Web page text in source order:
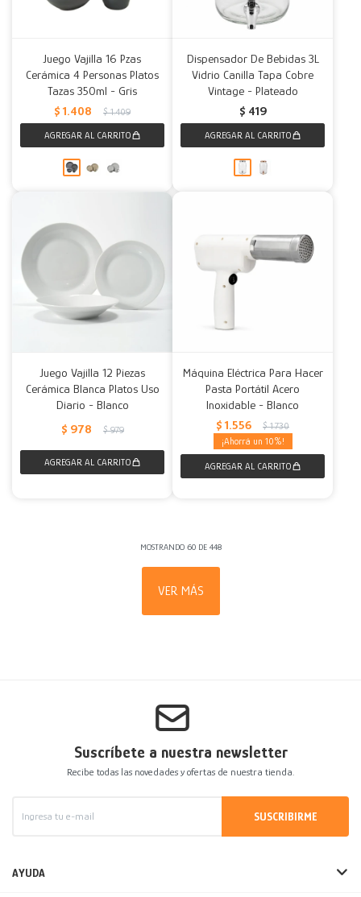
Juego Vajilla 16 Pzas
Cerámica 4 Personas Platos
Tazas 350ml - Gris
$ 1.408 $ 1.409
Dispensador De Bebidas 3L
Vidrio Canilla Tapa Cobre
Vintage - Plateado
$ 419
Juego Vajilla 12 Piezas
Cerámica Blanca Platos Uso
Diario - Blanco
$ 978 $ 979
Máquina Eléctrica Para Hacer
Pasta Portátil Acero
Inoxidable - Blanco
$ 1.556 $ 1.730
10
MOSTRANDO 60DE 448
VER MÁS
Suscríbete a nuestra newsletter
Recibe todas las novedades y ofertas de nuestra tienda.
SUSCRIBIRME
AYUDA